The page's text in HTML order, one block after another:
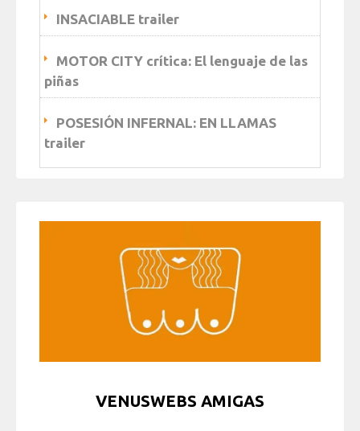
INSACIABLE trailer
MOTOR CITY crítica: El lenguaje de las
piñas
POSESIÓN INFERNAL: EN LLAMAS
trailer
VENUSWEBS AMIGAS